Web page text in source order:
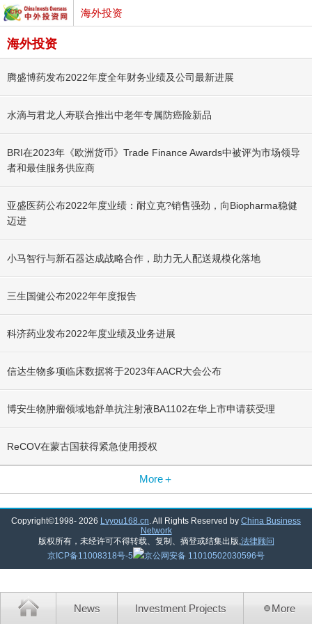
海外投资
海外投资
腾盛博药发布2022年度全年财务业绩及公司最新进展
水滴与君龙人寿联合推出中老年专属防癌险新品
BRI在2023年《欧洲货币》Trade Finance Awards中被评为市场领导
者和最佳服务供应商
亚盛医药公布2022年度业绩：耐立克?销售强劲，向Biopharma稳健
迈进
小马智行与新石器达成战略合作，助力无人配送规模化落地
三生国健公布2022年年度报告
科济药业发布2022年度业绩及业务进展
信达生物多项临床数据将于2023年AACR大会公布
博安生物肿瘤领域地舒单抗注射液BA1102在华上市申请获受理
ReCOV在蒙古国获得紧急使用授权
More＋
Copyright©1998- 2026 Lvyou168.cn. All Rights Reserved by China Business
Network
版权所有，未经许可不得转载、复制、摘登或结集出版,法律顾问
京ICP备11008318号-5
京公网安备 11010502030596号
News Investment Projects More